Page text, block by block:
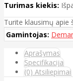
Turimas kiekis:
Turite klausimų apie
Gamintojas: Demar
Aprašymas
Specifikacija
(0) Atsiliepimai